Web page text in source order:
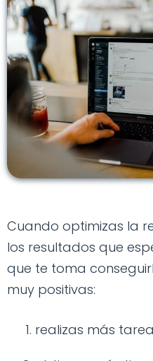
Cuando optimizas la
los resultados que
que te toma
muy positivas:
realizas más